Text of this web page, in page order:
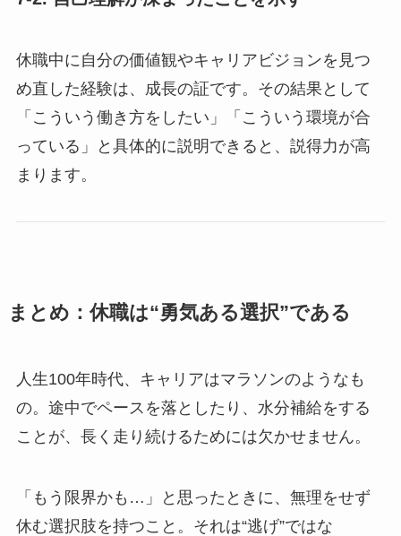
休職中に自分の価値観やキャリアビジョンを見つ
め直した経験は、成長の証です。その結果として
「こういう働き方をしたい」「こういう環境が合
っている」と具体的に説明できると、説得力が高
まります。
まとめ：休職は“勇気ある選択”である
人生100年時代、キャリアはマラソンのようなも
の。途中でペースを落としたり、水分補給をする
ことが、長く走り続けるためには欠かせません。
「もう限界かも…」と思ったときに、無理をせず
休む選択肢を持つこと。それは“逃げ”ではな